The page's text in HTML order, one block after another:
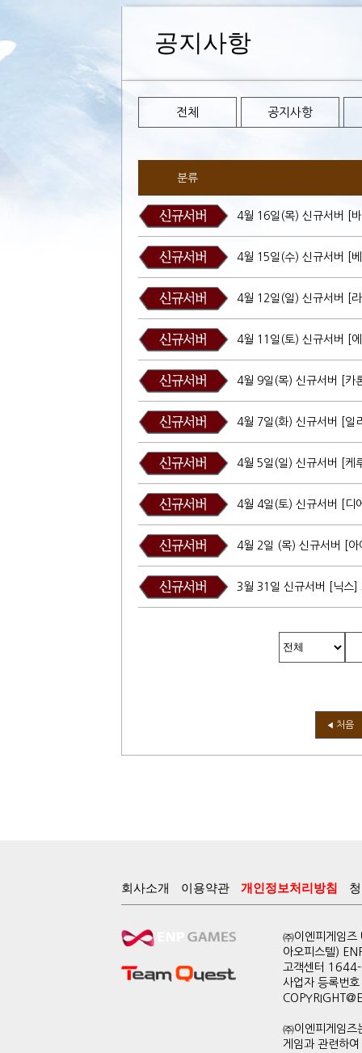
공지사항
전체 공지사항
분류
4월 16일(목) 신규서버 [
4월 15일(수) 신규서버 [
4월 12일(일) 신규서버 [
4월 11일(토) 신규서버 [
4월 9일(목) 신규서버 [카
4월 7일(화) 신규서버 [일
4월 5일(일) 신규서버 [케
4월 4일(토) 신규서버 [디
4월 2일 (목) 신규서버 [아
3월 31일 신규서버 [닉스]
◀ 처음
회사소개 이용약관 개인정보처리방침
㈜이엔피게임
아오피스텔)
고객센터
사업자 등록번
㈜이엔피게임즈
게임과 관련하